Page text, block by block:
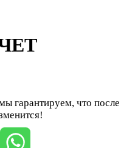
гарантируем, что после